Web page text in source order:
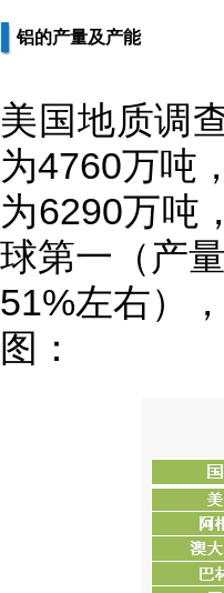
铝的产量及产能
美国地质调
为4760万吨
为6290万吨
球第一（产
51%左右）
图：